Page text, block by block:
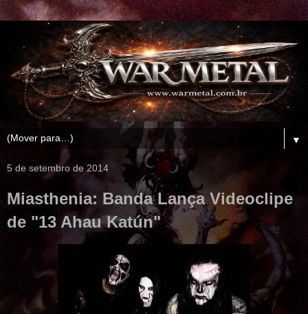
▼
5 de setembro de 2014
Miasthenia: Banda Lança Videoclipe
de "13 Ahau Katún"